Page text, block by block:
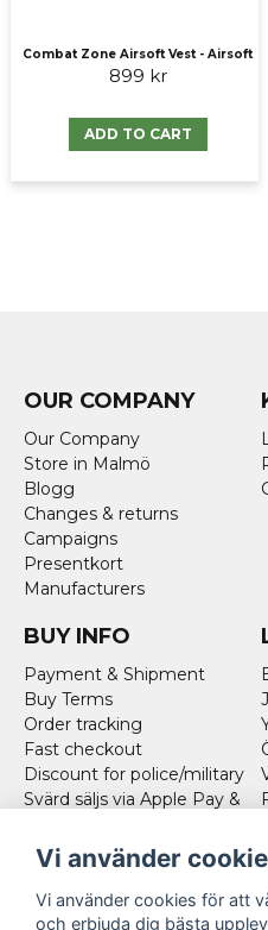
Combat Zone Airsoft Vest - Airsoft
899 kr
ADD TO CART
OUR COMPANY
Our Company
Store in Malmö
Blogg
Changes & returns
Campaigns
Presentkort
Manufacturers
BUY INFO
Payment & Shipment
Buy Terms
Order tracking
Fast checkout
Discount for police/military
Svärd säljs via Apple Pay &
Norweigan customers
Cookies
FOLLOW US
Vi använder
Vi använder cookies för att
och erbjuda dig bästa